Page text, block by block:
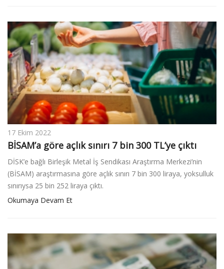
17 Ekim 2022
BİSAM’a göre açlık sınırı 7 bin 300 TL’ye çıktı
DİSK’e bağlı Birleşik Metal İş Sendikası Araştırma Merkezi’nin
(BİSAM) araştırmasına göre açlık sınırı 7 bin 300 liraya, yoksulluk
sınırıysa 25 bin 252 liraya çıktı.
Okumaya Devam Et